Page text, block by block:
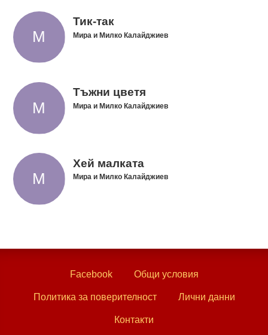
Тик-так
Мира и Милко Калайджиев
Тъжни цветя
Мира и Милко Калайджиев
Хей малката
Мира и Милко Калайджиев
Facebook Общи условия
Политика за поверителност Лични данни
Контакти